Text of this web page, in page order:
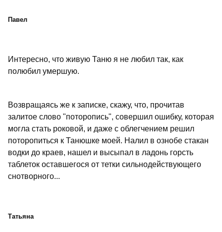
Павел
Интересно, что живую Таню я не любил так, как
полюбил умершую.
Возвращаясь же к записке, скажу, что, прочитав
залитое слово "поторопись", совершил ошибку, которая
могла стать роковой, и даже с облегчением решил
поторопиться к Танюшке моей. Налил в ознобе стакан
водки до краев, нашел и высыпал в ладонь горсть
таблеток оставшегося от тетки сильнодействующего
снотворного...
Татьяна